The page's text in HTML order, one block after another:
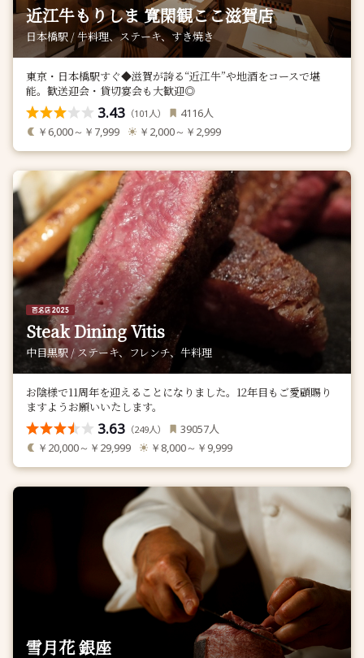
近江牛もりしま 寛閑観ここ滋賀店
日本橋駅 / 牛料理、ステーキ、すき焼き
東京・日本橋駅すぐ◆滋賀が誇る“近江牛”や地酒をコースで堪
能。歓送迎会・貸切宴会も大歓迎◎
3.43 （101 人） 4116人
￥6,000～￥7,999 ￥2,000～￥2,999
Steak Dining Vitis
中目黒駅 / ステーキ、フレンチ、牛料理
お陰様で11周年を迎えることになりました。12年目もご愛顧賜り
ますようお願いいたします。
3.63 （249人） 39057人
￥20,000～￥29,999 ￥8,000～￥9,999
雪月花 銀座